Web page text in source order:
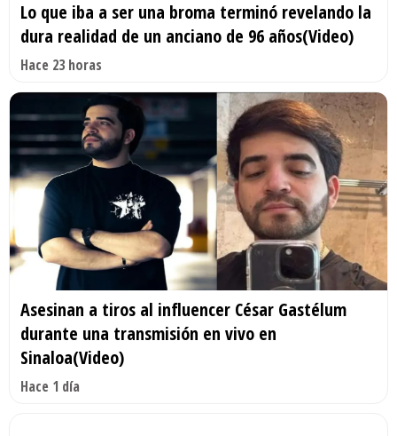
Lo que iba a ser una broma terminó revelando la
dura realidad de un anciano de 96 años(Video)
Hace 23 horas
Asesinan a tiros al influencer César Gastélum
durante una transmisión en vivo en
Sinaloa(Video)
Hace 1 día